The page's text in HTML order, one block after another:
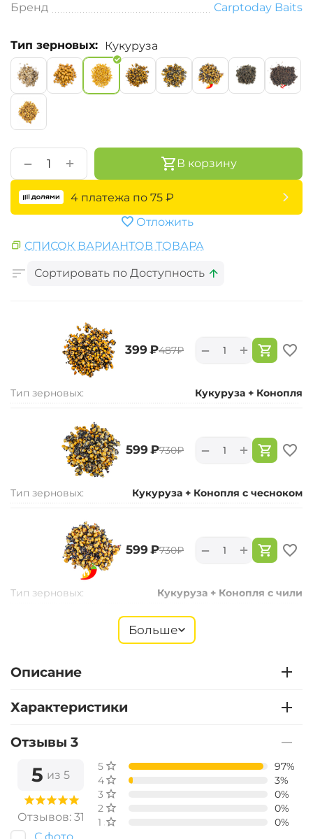
Бренд Carptoday Baits
Тип зерновых: Кукуруза
+
− В корзину
4 платежа по 75 ₽
Отложить
СПИСОК ВАРИАНТОВ ТОВАРА
Сортировать по Доступность
‍399‍ ₽‍487‍₽ +
−
Тип зерновых: Кукуруза + Конопля
‍599‍ ₽‍730‍₽ +
−
Тип зерновых: Кукуруза + Конопля с чесноком
‍599‍ ₽‍730‍₽ +
−
Тип зерновых: Кукуруза + Конопля с чили
Тип зерновых: Конопля с Чили
Больше
Описание
Характеристики
Отзывы 3
5 из 5
Отзывов: 31
5 звёзд
97%
4 звезды
3%
3 звезды
0%
2 звезды
0%
1 звезда
0%